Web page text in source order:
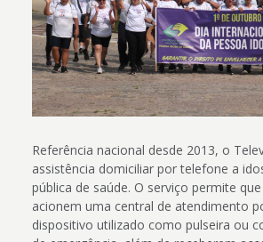
Referência nacional desde 2013, o
assistência domiciliar por telefone a
pública de saúde. O serviço permite
acionem uma central de atendimento
dispositivo utilizado como pulseira ou